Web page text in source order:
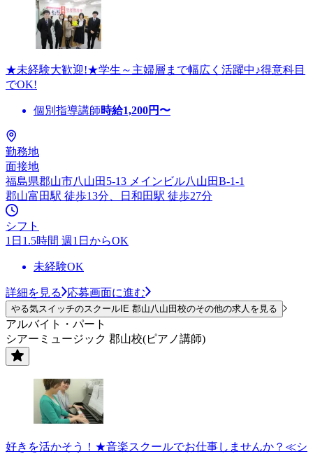
★未経験大歓迎!★学生～主婦層まで幅広く活躍中♪得意科目
でOK!
個別指導講師時給1,200円〜
勤務地
面接地
福島県郡山市八山田5-13 メインビル八山田B-1-1
郡山富田駅 徒歩13分、日和田駅 徒歩27分
シフト
1日1.5時間 週1日からOK
未経験OK
詳細を見る 応募画面に進む
やる気スイッチのスクールIE 郡山八山田校のその他の求人を見る
アルバイト・パート
シアーミュージック 郡山校(ピアノ講師)
好きを活かそう！★音楽スクールでお仕事しませんか？≪シ